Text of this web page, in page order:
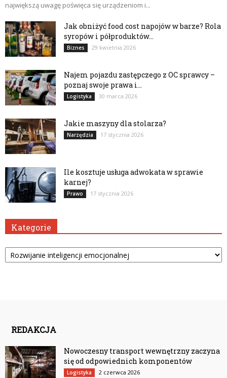
największą uwagę poświęca się urządzeniom i...
Jak obniżyć food cost napojów w barze? Rola
syropów i półproduktów...
Biznes 29 kwietnia 2026
Najem pojazdu zastępczego z OC sprawcy –
poznaj swoje prawa i...
Logistyka 30 marca 2026
Jakie maszyny dla stolarza?
Narzędzia 17 stycznia 2026
Ile kosztuje usługa adwokata w sprawie
karnej?
Prawo 17 stycznia 2026
Kategorie
Kategorie
REDAKCJA
Nowoczesny transport wewnętrzny zaczyna
się od odpowiednich komponentów
Logistyka 2 czerwca 2026